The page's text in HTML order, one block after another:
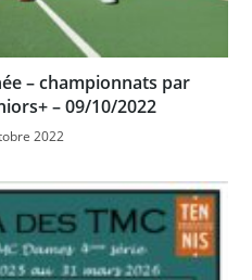
– championnats par
– 09/10/2022
2022